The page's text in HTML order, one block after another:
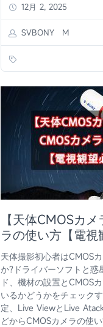
12月 2, 2025
SVBONY M
【天体CMOSカ
ラの使い方【電視
天体撮影初心者はCMOS
か?ドライバーソフトと惑
ド、機材の設置とCMOS
いるかどうかをチェック
定、Live ViewとLive
どからCMOSカメラの使